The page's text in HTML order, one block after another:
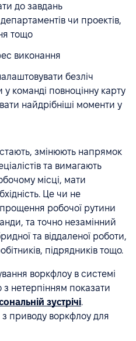
до завдань
чи проектів,
тощо
виконання
безліч
команді повноцінну карту
найдрібніші моменти у
змінюють напрямок
та вимагають
місці, мати
Це чи не
робочої рутини
та точно незамінний
та віддаленої роботи,
підрядників тощо.
воркфлоу в системі
нетерпінням показати
зустрічі.
приводу воркфлоу для